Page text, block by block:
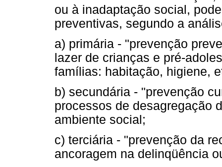
ou à inadaptação social,
preventivas, segundo a
a) primária - "prevenção
lazer de crianças e pré-
famílias: habitação, higiene,
b) secundária - "prevenção
processos de desagregação
ambiente social;
c) terciária - "prevenção da
ancoragem na delinqüência